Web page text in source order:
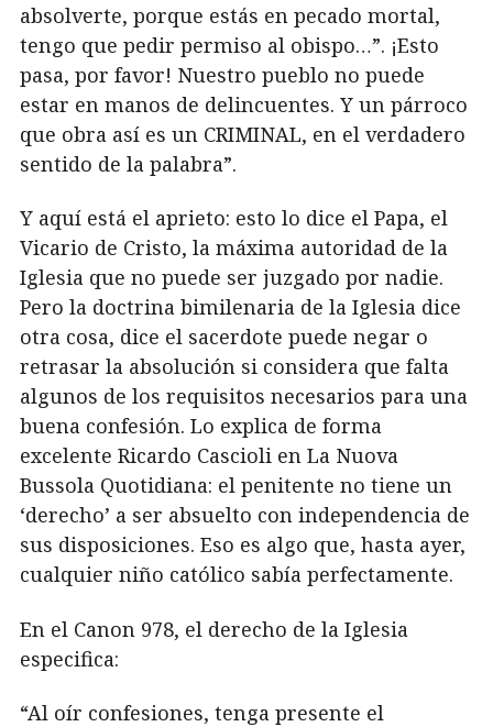
absolverte, porque estás en pecado mortal,
tengo que pedir permiso al obispo…”. ¡Esto
pasa, por favor! Nuestro pueblo no puede
estar en manos de delincuentes. Y un párroco
que obra así es un CRIMINAL, en el verdadero
sentido de la palabra”.
Y aquí está el aprieto: esto lo dice el Papa, el
Vicario de Cristo, la máxima autoridad de la
Iglesia que no puede ser juzgado por nadie.
Pero la doctrina bimilenaria de la Iglesia dice
otra cosa, dice el sacerdote puede negar o
retrasar la absolución si considera que falta
algunos de los requisitos necesarios para una
buena confesión. Lo explica de forma
excelente Ricardo Cascioli en La Nuova
Bussola Quotidiana: el penitente no tiene un
‘derecho’ a ser absuelto con independencia de
sus disposiciones. Eso es algo que, hasta ayer,
cualquier niño católico sabía perfectamente.
En el Canon 978, el derecho de la Iglesia
especifica:
“Al oír confesiones, tenga presente el